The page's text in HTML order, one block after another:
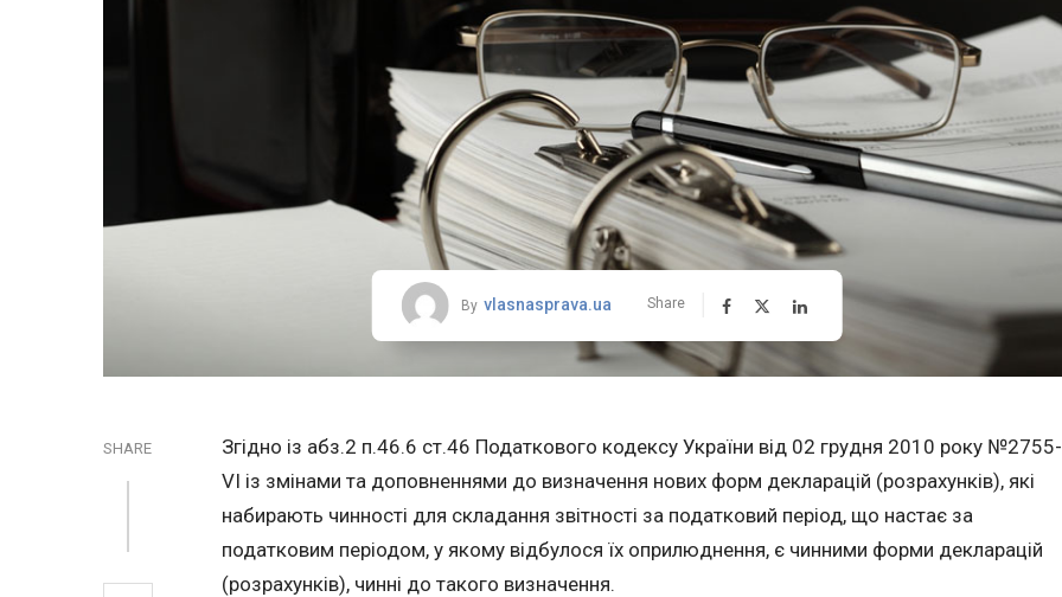
By vlasnasprava.ua Share
SHARE
Згідно із абз.2 п.46.6 ст.46 Податкового кодексу України від 02 грудня 2010 року №2755-
VI із змінами та доповненнями до визначення нових форм декларацій (розрахунків), які
набирають чинності для складання звітності за податковий період, що настає за
податковим періодом, у якому відбулося їх оприлюднення, є чинними форми декларацій
(розрахунків), чинні до такого визначення.